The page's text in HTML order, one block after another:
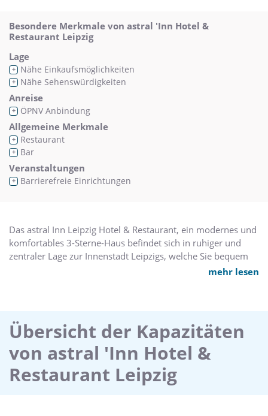
Besondere Merkmale von astral 'Inn Hotel &
Restaurant Leipzig
Lage
+ Nähe Einkaufsmöglichkeiten
+ Nähe Sehenswürdigkeiten
Anreise
+ ÖPNV Anbindung
Allgemeine Merkmale
+ Restaurant
+ Bar
Veranstaltungen
+ Barrierefreie Einrichtungen
Das astral Inn Leipzig Hotel & Restaurant, ein modernes und
komfortables 3-Sterne-Haus befindet sich in ruhiger und
zentraler Lage zur Innenstadt Leipzigs, welche Sie bequem
mit öffentlichen Verkehrsmitteln (S-Bahn, Straßenbahn)
Nahezu alle Sehenswürdigkeiten von Leipzig wie
beispielsweise die Altstadt mit Thomaskirche, das alte
Rathaus, den Zoo, das Völkerschlachtdenkmal und das
Panometer erreichen Sie mit öffentlichen Verkehrsmitteln.
Zu weiteren gern besuchten Veranstaltungsorten wie
mehr lesen
Übersicht der Kapazitäten
von astral 'Inn Hotel &
Restaurant Leipzig